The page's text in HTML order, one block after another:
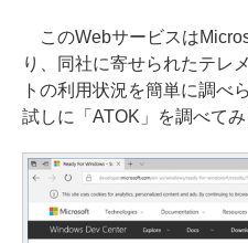
このWebサービスは
り、同社に寄せられたテレ
トの利用状況を簡単に調べ
試しに「ATOK」を調べて